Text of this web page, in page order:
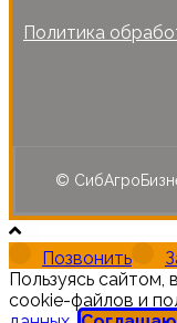
Политика
©
Позвонить
Пользуясь сайтом,
cookie-файлов и